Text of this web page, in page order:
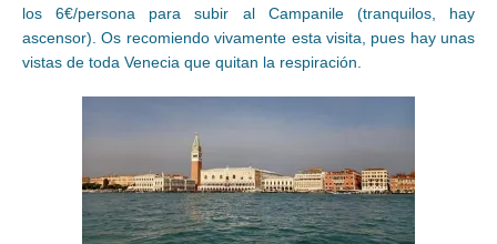
los 6€/persona para subir al Campanile (tranquilos, hay
ascensor). Os recomiendo vivamente esta visita, pues hay unas
vistas de toda Venecia que quitan la respiración.